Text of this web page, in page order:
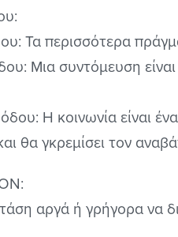
Τα περισσότερα
Μια συντόμευση
Η κοινωνία είναι
θα γκρεμίσει τον
αργά ή γρήγορα να